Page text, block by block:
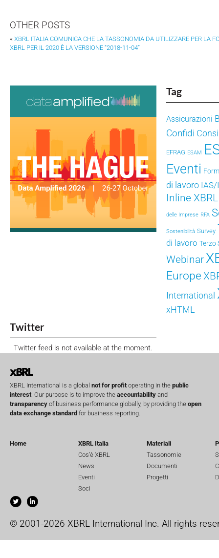
OTHER POSTS
« XBRL ITALIA COMUNICA CHE LA TASSONOMIA DA UTILIZZARE PER LA
XBRL PER IL 2020 È LA VERSIONE “2018-11-04”
Tag
Assicurazioni
Confidi
EFRAG ESAM
Eventi
di lavoro IAS/
Inline XBRL
delle Imprese RFA
Sostenibilità Survey
di lavoro Terzo
Webinar
Europe
International
xHTML
Twitter
Twitter feed is not available at the moment.
XBRL International is a global not for profit operating in the public
interest . Our purpose is to improve the accountability and
transparency of business performance globally, by providing the open
data exchange standard for business reporting.
Home
XBRL Italia
Cos’è XBRL
News
Eventi
Soci
Materiali
Tassonomie
Documenti
Progetti
© 2001-2026 XBRL International Inc. All rights